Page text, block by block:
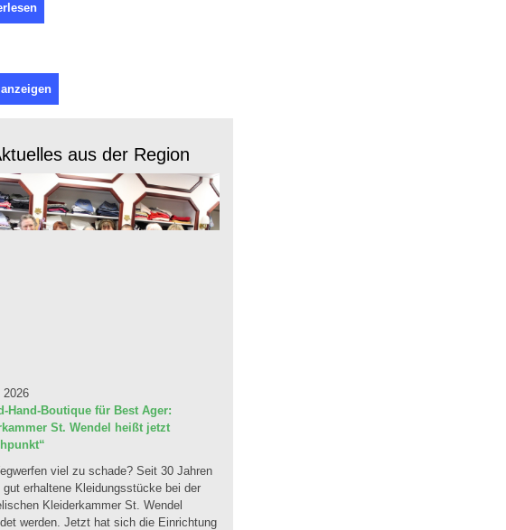
aus der Region
2026
Hand-Boutique für Best Ager:
St. Wendel heißt jetzt
viel zu schade? Seit 30 Jahren
gut erhaltene Kleidungsstücke bei der
Kleiderkammer St. Wendel
werden. Jetzt hat sich die Einrichtung